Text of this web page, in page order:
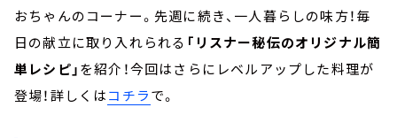
おちゃんのコーナー。先週に続き、一人暮らしの味方！毎
日の献立に取り入れられる 「リスナー秘伝のオリジナル簡
単レシピ」を紹介！今回はさらにレベルアップした料理が
登場！詳しくはコチラで。